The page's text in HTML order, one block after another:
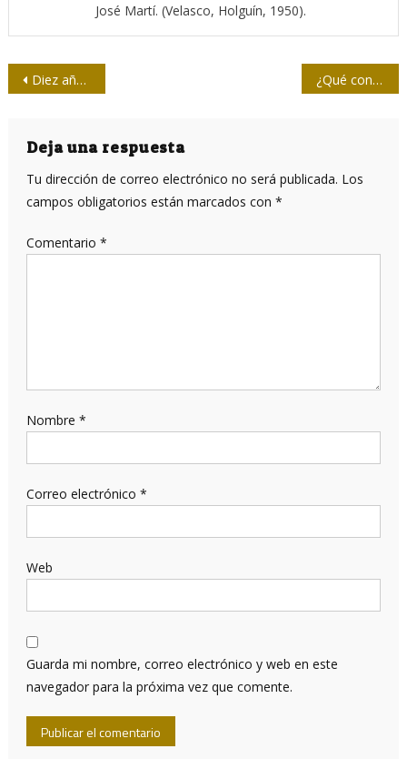
José Martí. (Velasco, Holguín, 1950).
Navegación
entradas
Diez años después, el heroísmo de Snowden brilla cada vez más ¿Qué consecuencias puede tener la «guerra de los chips» entre China y Occidente?
Deja una respuesta
Tu dirección de correo electrónico no será publicada. Los
campos obligatorios están marcados con *
Comentario *
Nombre *
Correo electrónico *
Web
Guarda mi nombre, correo electrónico y web en este
navegador para la próxima vez que comente.